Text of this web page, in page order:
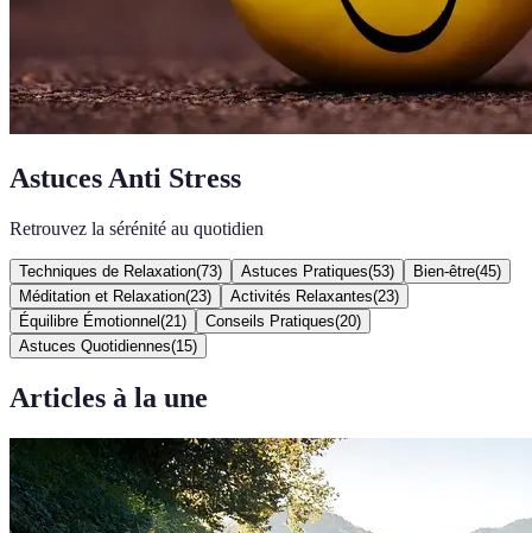
Astuces Anti Stress
Retrouvez la sérénité au quotidien
Techniques de Relaxation(73) Astuces Pratiques(53) Bien-être(45)
Méditation et Relaxation(23) Activités Relaxantes(23)
Équilibre Émotionnel (21 ) Conseils Pratiques(20)
Astuces Quotidiennes(15)
Articles à la une